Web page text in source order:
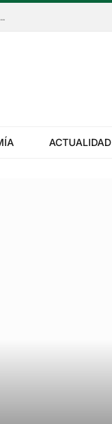
El Congreso Aapresid, con cinco países por un mismo objetivo: llevar más rápido la innovación al campo
ACTUALIDAD